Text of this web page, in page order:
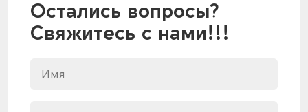
Остались вопросы?
Свяжитесь с нами!!!